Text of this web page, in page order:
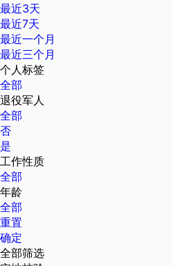
最近3天
最近7天
最近一个月
最近三个月
个人标签
全部
退役军人
全部
否
是
工作性质
全部
年龄
全部
重置
确定
全部筛选